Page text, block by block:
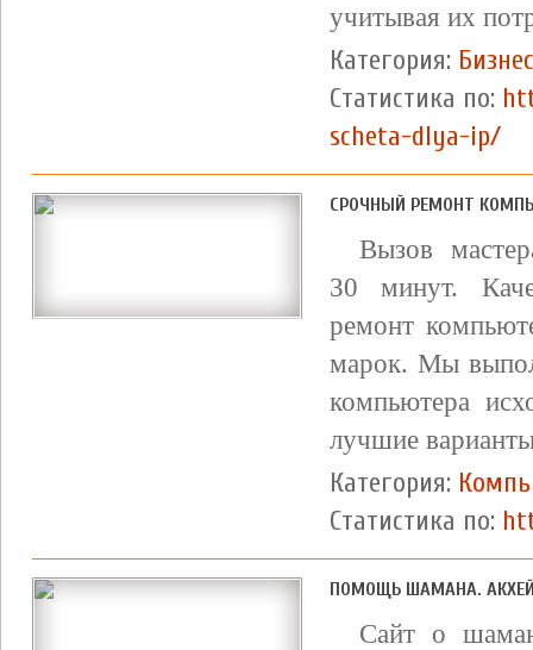
учитывая их
Категория:
Статистика по:
scheta-dlya-ip/
СРОЧНЫЙ РЕМОНТ
Вызов
30 минут.
ремонт
марок. Мы
компьютера
лучшие
Категория:
Статистика по:
ПОМОЩЬ ШАМАНА.
Сайт о